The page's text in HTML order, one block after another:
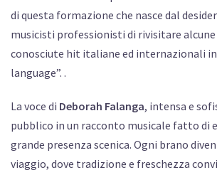
di questa formazione che nasce dal
musicisti professionisti di rivisitare
conosciute hit italiane ed internazionali in
language”. .
La voce di Deborah Falanga, intensa e
pubblico in un racconto musicale fatto di
grande presenza scenica. Ogni brano
viaggio, dove tradizione e freschezza